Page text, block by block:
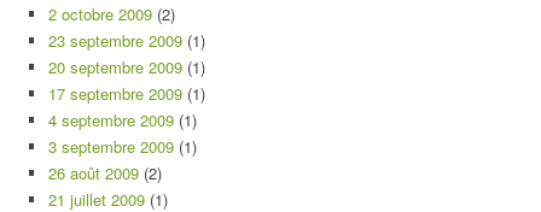
2 octobre 2009 (2)
23 septembre 2009 (1)
20 septembre 2009 (1)
17 septembre 2009 (1)
4 septembre 2009 (1)
3 septembre 2009 (1)
26 août 2009 (2)
21 juillet 2009 (1)